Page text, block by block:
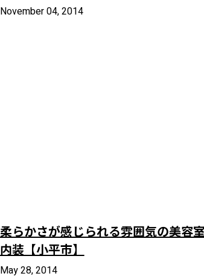
November 04, 2014
柔らかさが感じられる雰囲気の美容
内装【小平市】
May 28, 2014